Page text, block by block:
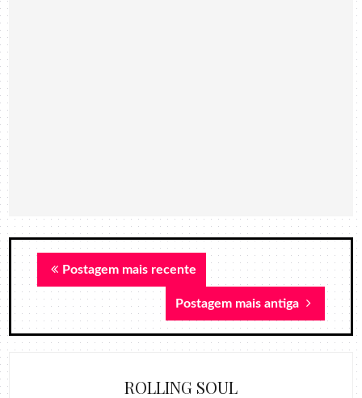
Postagem mais recente
Postagem mais antiga
ROLLING SOUL